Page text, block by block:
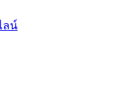
ลน์